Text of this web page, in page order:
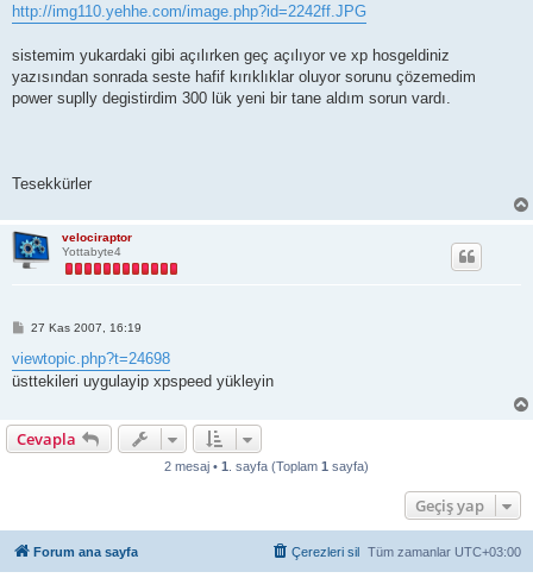
s
a
http://img110.yehhe.com/image.php?id=2242ff.JPG
sistemim yukardaki gibi açılırken geç açılıyor ve xp hosgeldiniz
yazısından sonrada seste hafif kırıklıklar oluyor sorunu çözemedim
power suplly degistirdim 300 lük yeni bir tane aldım sorun vardı.
Tesekkürler
velociraptor
Yottabyte4
M
s
a
j
27 Kas 2007, 16:19
viewtopic.php?t=24698
üsttekileri uygulayip xpspeed yükleyin
Cevapla
2 mesaj • 1 . sayfa (Toplam 1 sayfa)
Geçiş yap
Forum ana sayfa Tüm zamanlar UTC+03:00
Çerezleri sil